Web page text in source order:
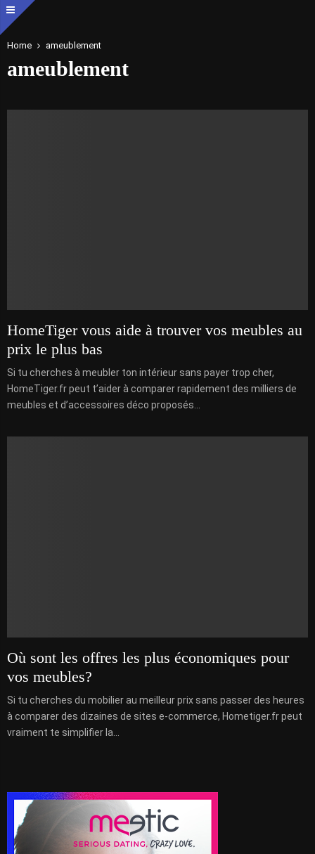
Home ameublement
ameublement
HomeTiger vous aide à trouver vos meubles au
prix le plus bas
Si tu cherches à meubler ton intérieur sans payer trop cher,
HomeTiger.fr peut t’aider à comparer rapidement des milliers de
meubles et d’accessoires déco proposés...
Où sont les offres les plus économiques pour
vos meubles?
Si tu cherches du mobilier au meilleur prix sans passer des heures
à comparer des dizaines de sites e-commerce, Hometiger.fr peut
vraiment te simplifier la...